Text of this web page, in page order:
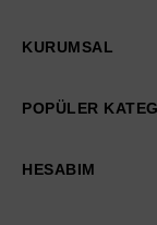
KURUMSAL
POPÜLER
HESABIM